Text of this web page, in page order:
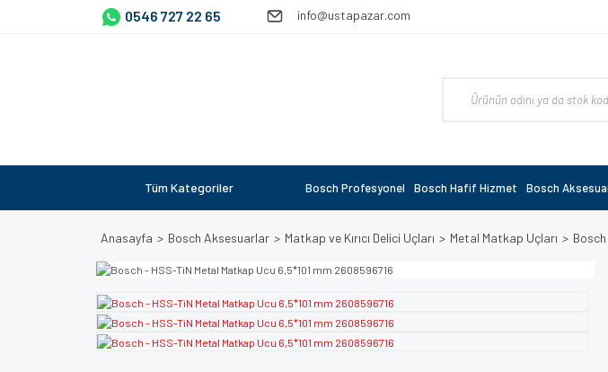
0546 727 22 65 info@ustapazar.com
Tüm Kategoriler Bosch Profesyonel Bosch Hafif Hizmet Bosch
Anasayfa Bosch Aksesuarlar Matkap ve Kırıcı Delici Uçları Metal Matkap Uçları